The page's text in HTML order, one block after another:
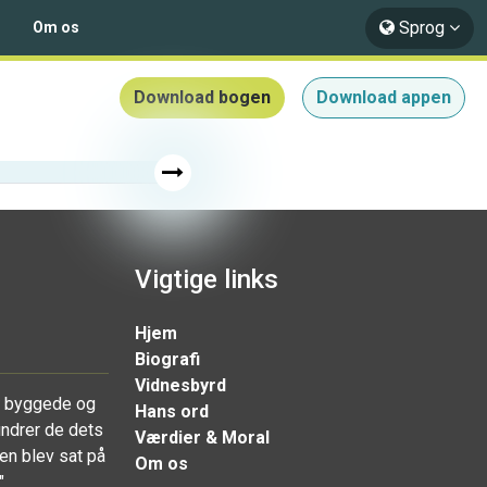
Om os Sprog
Download bogen Download appen
og
de dets
blev sat på
Vigtige links
Hjem
Biografi
Vidnesbyrd
Hans ord
Værdier & Moral
Om os